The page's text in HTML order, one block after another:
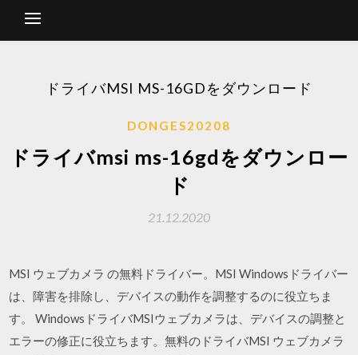
ドライバMSI MS-16GDをダウンロード
DONGES20208
ドライバmsi ms-16gdをダウンロー
ド
21.12.2020
MSI ウェブカメラ の無料ドライバー。MSI Windowsドライバー
は、障害を排除し、デバイスの動作を調整するのに役立ちま
す。 WindowsドライバMSIウェブカメラは、デバイスの調整と
エラーの修正に役立ちます。無料のドライバMSI ウェブカメラ